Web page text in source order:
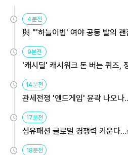
4분전
與 "'하늘이법' 여야 공동 발의
9분전
'캐시딜' 캐시워크 돈 버는 퀴즈,
14분전
관세전쟁 '엔드게임' 윤곽 나오
용해야
17분전
섬유패션 글로벌 경쟁력 키운다
원
18분전